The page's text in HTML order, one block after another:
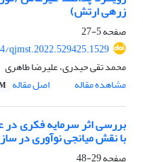
زرهی ارتش)
صفحه5-27
qjmst.2022.529425.1529
محمد تقی حیدری، علیرضا طاهری
مشاهده مقاله
اصل مقاله
با نقش میانجی نوآوری در